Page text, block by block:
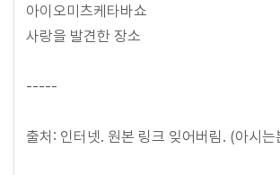
아이오미츠케타바쇼
사랑을 발견한 장소
-----
출처: 인터넷. 원본 링크 잊어버림. (아시는